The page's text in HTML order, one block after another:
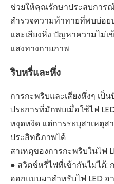
ช่วยให้คุณรักษาประสบการ
สำรวจความท้าทายที่พบบ่อย
และเสียงหึ่ง ปัญหาความไม่
แสงทางกายภาพ
ริบหรี่และหึ่ง
การกะพริบและเสียงหึ่งๆ เ
ประการที่มักพบเมื่อใช้ไฟ
หงุดหงิด แต่การระบุสาเหตุ
ประสิทธิภาพได้
สาเหตุของการกะพริบในไฟ
● สวิตช์หรี่ไฟที่เข้ากันไม่ได้:
ออกแบบมาสำหรับไฟ LED อ